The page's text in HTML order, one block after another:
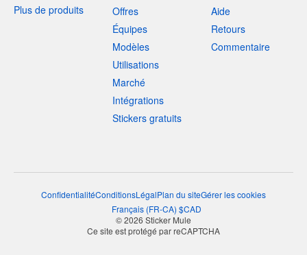
Plus de produits
Offres
Équipes
Modèles
Utilisations
Marché
Intégrations
Stickers gratuits
Aide
Retours
Commentaire
ConfidentialitéConditionsLégalPlan du siteGérer les cookies
Français(FR-CA) $CAD
© 2026 Sticker Mule
Ce site est protégé par reCAPTCHA